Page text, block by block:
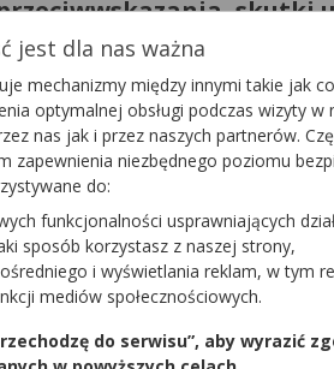
skutki
cukrzycy typu 2. Wykorzystuje
się dobrym profilem
Jak działa metformina i jakie są
jest dla nas ważna
mechanizmy między innymi takie jak
optymalnej obsługi podczas wizyty
nas jak i przez naszych partnerów.
zapewnienia niezbędnego poziomu
do:
funkcjonalności usprawniających
sposób korzystasz z naszej strony,
i wyświetlania reklam, w tym
mediów społecznościowych.
do serwisu”, aby wyrazić